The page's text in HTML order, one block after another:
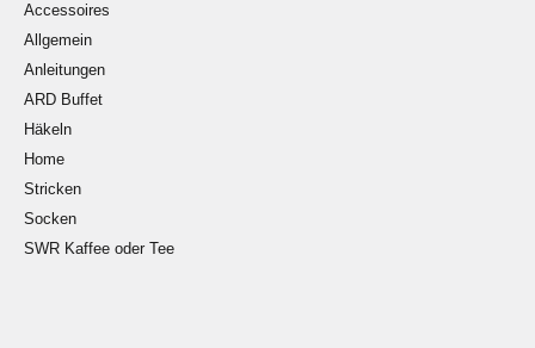
Accessoires
Allgemein
Anleitungen
ARD Buffet
Häkeln
Home
Stricken
Socken
SWR Kaffee oder Tee